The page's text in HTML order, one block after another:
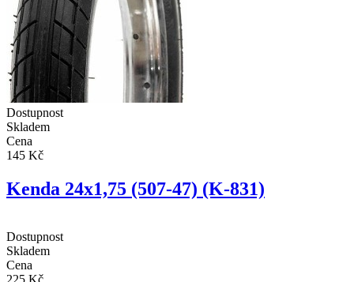
Dostupnost
Skladem
Cena
145 Kč
Kenda 24x1,75 (507-47) (K-831)
Dostupnost
Skladem
Cena
225 Kč